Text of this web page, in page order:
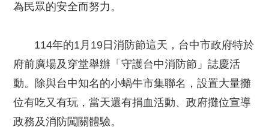
為民眾的安全而努力。
114年的1月19日消防節這天，台中市政府特於
府前廣場及穿堂舉辦「守護台中消防節」誌慶活
動。除與台中知名的小蝸牛市集聯名，設置大量攤
位有吃又有玩，當天還有捐血活動、政府攤位宣導
政務及消防闖關體驗。